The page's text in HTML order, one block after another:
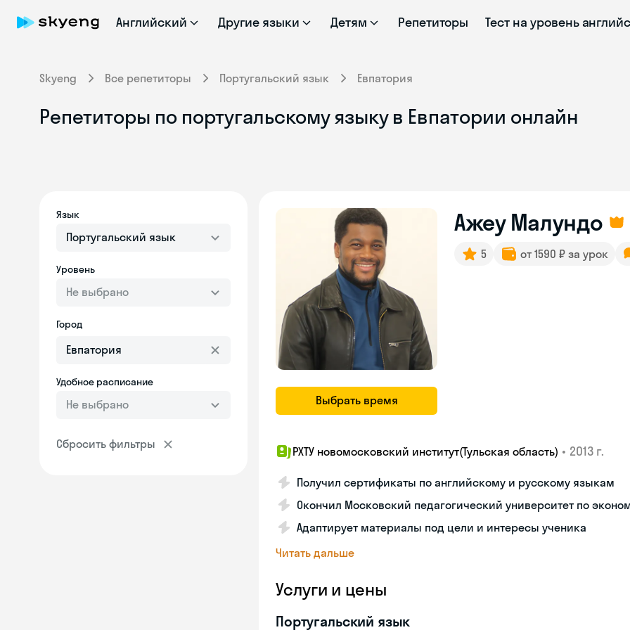
Английский Другие языки Детям Репетиторы Тест на уровень
Skyeng Все репетиторы Португальский язык Евпатория
Репетиторы по португальскому языку в Евпатории онлайн
Язык
Португальский язык
Уровень
Не выбрано
Город
Удобное расписание
Не выбрано
Сбросить фильтры
Выбрать время
Ажеу Малундо
5 от 1590 ₽ за урок
РХТУ новомосковский институт(Тульская область) • 2013 г.
Получил сертификаты по английскому и русскому языкам
Окончил Московский педагогический университет по
Адаптирует материалы под цели и интересы ученика
Читать дальше
Услуги и цены
Португальский язык